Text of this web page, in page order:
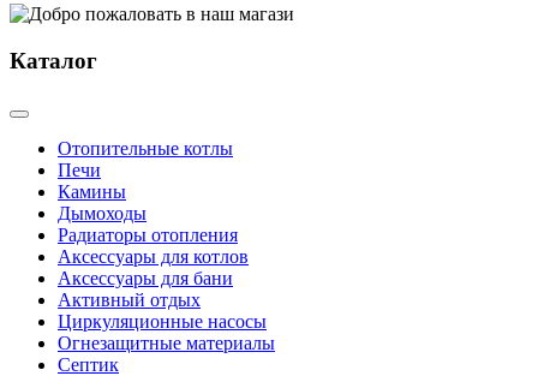
Каталог
Отопительные котлы
Печи
Камины
Дымоходы
Радиаторы отопления
Аксессуары для котлов
Аксессуары для бани
Активный отдых
Циркуляционные насосы
Огнезащитные материалы
Септик